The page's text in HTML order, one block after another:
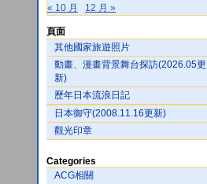
« 10 月
12 月 »
頁面
其他國家旅遊照片
動畫、漫畫背景舞台探訪(2026.05更
新)
歷年日本流浪日記
日本御守(2008.11.16更新)
觀光印章
Categories
ACG相關